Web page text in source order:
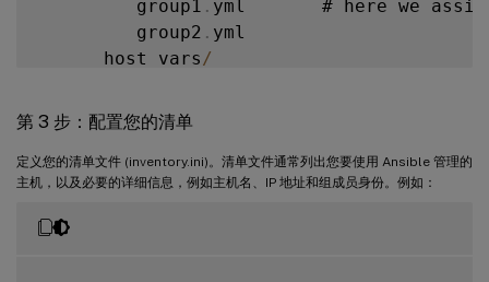
            main
.yml      # < -- role
        library
/
# roles can
        module_utils
    monitoring
/
           #
""
    fooapp
/
               #
""
         group1
. yml       # here we
         group2
. yml
      host_vars
/
         stagehost2
library/
module_utils/
filter_plugins
第 3 步：配置您的清单
定义您的清单文件 (inventory.ini)。清单文件通常列出您要使用 Ansible 管理的
主机，以及必要的详细信息，例如主机名、IP 地址和组成员身份。例如：